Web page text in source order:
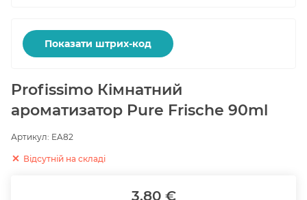
Показати штрих-код
Profissimo Кімнатний
ароматизатор Pure Frische 90ml
Артикул: EA82
Відсутній на складі
3.80 €